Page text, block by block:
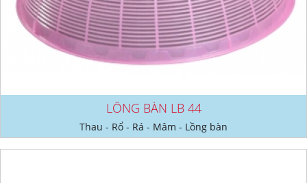
LỒNG BÀN LB 44
Thau - Rổ - Rá - Mâm - Lồng bàn